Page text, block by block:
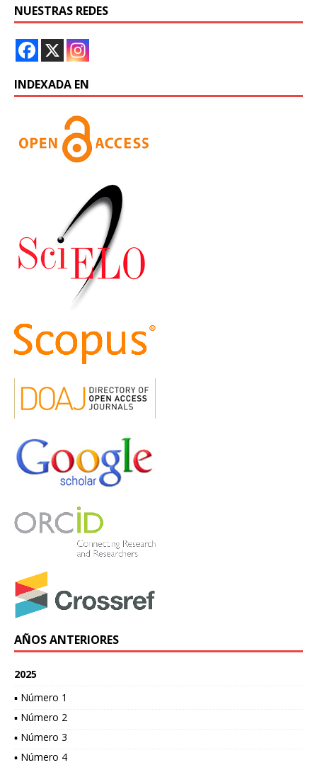
NUESTRAS REDES
INDEXADA EN
AÑOS ANTERIORES
2025
▪ Número 1
▪ Número 2
▪ Número 3
▪ Número 4